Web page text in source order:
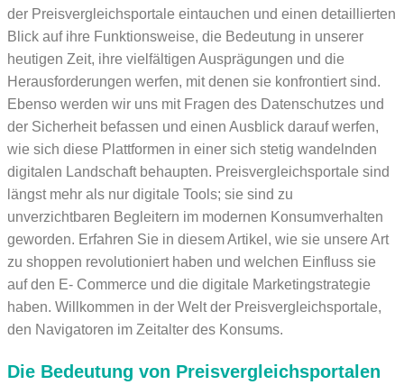
der Preisvergleichsportale eintauchen und einen detaillierten
Blick auf ihre Funktionsweise, die Bedeutung in unserer
heutigen Zeit, ihre vielfältigen Ausprägungen und die
Herausforderungen werfen, mit denen sie konfrontiert sind.
Ebenso werden wir uns mit Fragen des Datenschutzes und
der Sicherheit befassen und einen Ausblick darauf werfen,
wie sich diese Plattformen in einer sich stetig wandelnden
digitalen Landschaft behaupten. Preisvergleichsportale sind
längst mehr als nur digitale Tools; sie sind zu
unverzichtbaren Begleitern im modernen Konsumverhalten
geworden. Erfahren Sie in diesem Artikel, wie sie unsere Art
zu shoppen revolutioniert haben und welchen Einfluss sie
auf den E- Commerce und die digitale Marketingstrategie
haben. Willkommen in der Welt der Preisvergleichsportale,
den Navigatoren im Zeitalter des Konsums.
Die Bedeutung von Preisvergleichsportalen